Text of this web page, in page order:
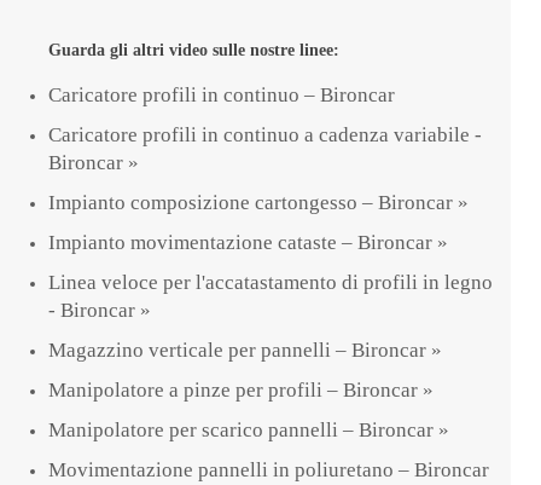
Guarda gli altri video sulle nostre linee:
Caricatore profili in continuo – Bironcar
Caricatore profili in continuo a cadenza variabile -
Bironcar »
Impianto composizione cartongesso – Bironcar »
Impianto movimentazione cataste – Bironcar »
Linea veloce per l'accatastamento di profili in legno
- Bironcar »
Magazzino verticale per pannelli – Bironcar »
Manipolatore a pinze per profili – Bironcar »
Manipolatore per scarico pannelli – Bironcar »
Movimentazione pannelli in poliuretano – Bironcar